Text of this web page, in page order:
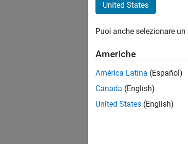
United States
Puoi anche selezionare
Americhe
América Latina (Español)
Canada (English)
United States (English)